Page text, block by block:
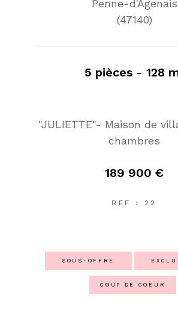
Penne-d'Agenais
(47140)
5 pièces - 128
"JULIETTE"- Maison de
chambres
189 900 €
REF : 22
SOUS-OFFRE
COUP DE COEUR